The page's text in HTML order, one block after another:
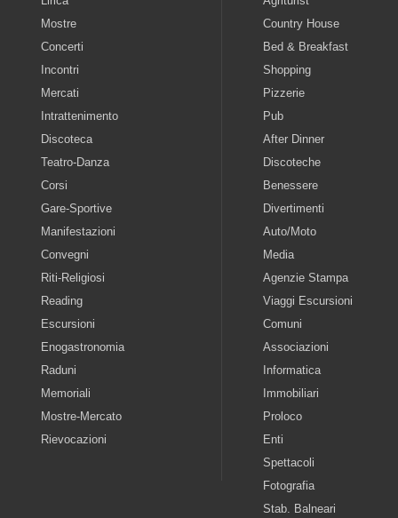
Mostre
Concerti
Incontri
Mercati
Intrattenimento
Discoteca
Teatro-Danza
Corsi
Gare-Sportive
Manifestazioni
Convegni
Riti-Religiosi
Reading
Escursioni
Enogastronomia
Raduni
Memoriali
Mostre-Mercato
Rievocazioni
Country House
Bed & Breakfast
Shopping
Pizzerie
Pub
After Dinner
Discoteche
Benessere
Divertimenti
Auto/Moto
Media
Agenzie Stampa
Viaggi Escursioni
Comuni
Associazioni
Informatica
Immobiliari
Proloco
Enti
Spettacoli
Fotografia
Stab. Balneari